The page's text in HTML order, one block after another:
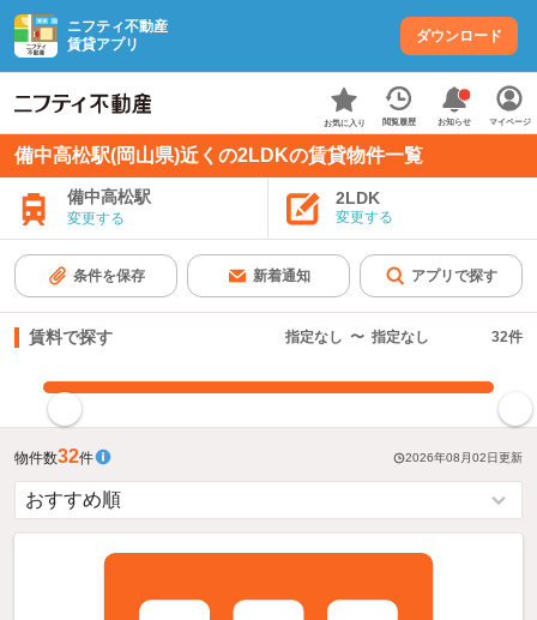
ニフティ不動産
賃貸アプリ
ダウンロード
お気に入り 閲覧履歴 お知らせ マイページ
備中高松駅(岡山県)近くの2LDKの賃貸物件一覧
備中高松駅
変更する
2LDK
変更する
条件を保存 新着通知 アプリで探す
賃料で探す 指定なし 〜 指定なし 32件
物件数32件 2026年08月02日更新